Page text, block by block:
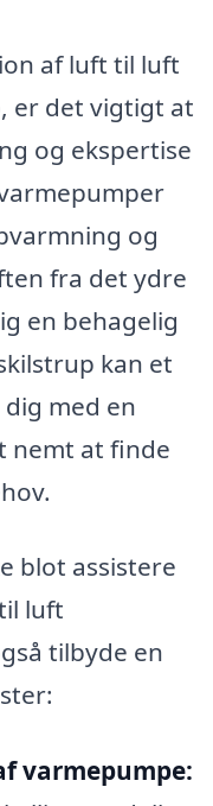
af luft til luft
er det vigtigt at
og ekspertise
og
fra det ydre
en behagelig
kan et
med en
nemt at finde
blot assistere
luft
tilbyde en
varmepumpe: